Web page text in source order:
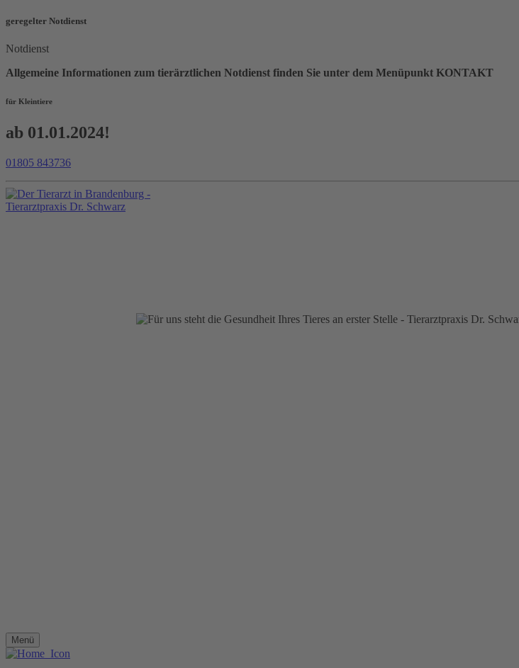
geregelter Notdienst
Notdienst
Allgemeine Informationen zum tierärztlichen Notdienst finden Sie unter dem Menüpunkt KONTAKT
für Kleintiere
ab 01.01.2024!
01805 843736
Menü